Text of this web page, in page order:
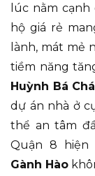
lúc nằm
hộ giá rẻ
lành, mát mẻ
tiềm năng
Huỳnh Bá
dự án nhà ở
thể an tâm
Quận 8 hiện
Gành Hào